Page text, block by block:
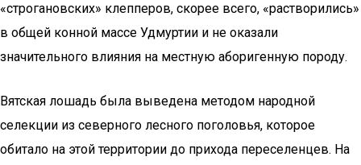
«строгановских» клепперов, скорее всего, «растворились»
в общей конной массе Удмуртии и не оказали
значительного влияния на местную аборигенную породу.
Вятская лошадь была выведена методом народной
селекции из северного лесного поголовья, которое
обитало на этой территории до прихода переселенцев. На